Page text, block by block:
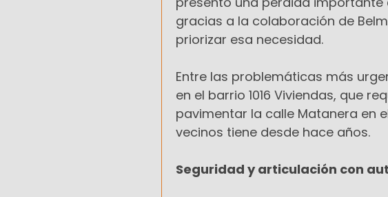
gracias a la colaboración de
priorizar esa necesidad.
Entre las problemáticas más
en el barrio 1016 Viviendas, que
pavimentar la calle Matanera en
vecinos tiene desde hace años.
Seguridad y articulación con